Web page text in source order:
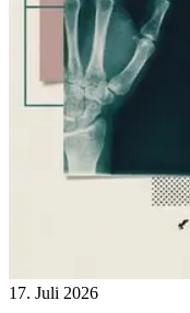
17. Juli 2026